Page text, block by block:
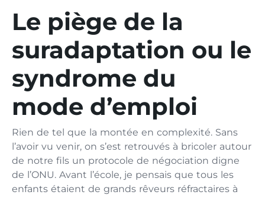
Le piège de la
suradaptation ou le
syndrome du
mode d’emploi
Rien de tel que la montée en complexité. Sans
l’avoir vu venir, on s’est retrouvés à bricoler autour
de notre fils un protocole de négociation digne
de l’ONU. Avant l’école, je pensais que tous les
enfants étaient de grands rêveurs réfractaires à